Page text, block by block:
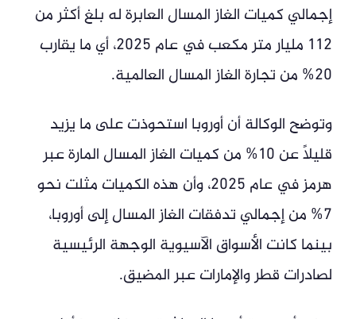
إجمالي كميات الغاز المسال العابرة له بلغ أكثر من
112 مليار متر مكعب في عام 2025، أي ما يقارب
20% من تجارة الغاز المسال العالمية.
وتوضح الوكالة أن أوروبا استحوذت على ما يزيد
قليلاً عن 10% من كميات الغاز المسال المارة عبر
هرمز في عام 2025، وأن هذه الكميات مثلت نحو
7% من إجمالي تدفقات الغاز المسال إلى أوروبا،
بينما كانت الأسواق الآسيوية الوجهة الرئيسية
لصادرات قطر والإمارات عبر المضيق.